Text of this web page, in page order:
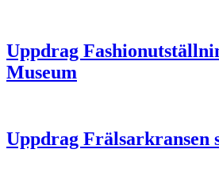
Uppdrag
Museum
Uppdrag Frälsarkransen